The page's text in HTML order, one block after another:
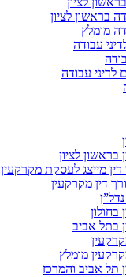
בראשון לציון
מומלץ
עבודה
לדיני עבודה
בראשון לציון
מייצג לעסקת מקרקעין
דין מקרקעין
בחולון
בתל אביב
מומלץ
תל אביב והמרכז